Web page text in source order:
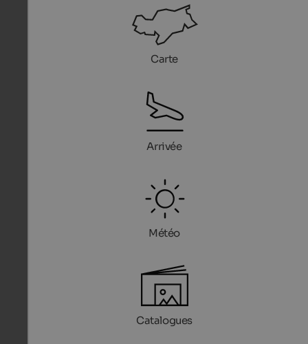
Carte
Arrivée
Météo
Catalogues